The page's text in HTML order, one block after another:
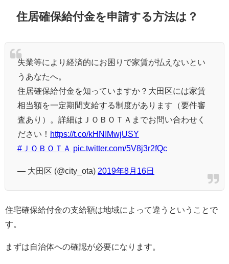
住居確保給付金を申請する方法は？
失業等により経済的にお困りで家賃が払えないとい
うあなたへ。
住居確保給付金を知っていますか？大田区には家賃
相当額を一定期間支給する制度があります（要件審
査あり）。詳細はＪＯＢＯＴＡまでお問い合わせく
ださい！ https://t.co/kHNIMwjUSY
#ＪＯＢＯＴＡ pic.twitter.com/5V8j3r2fQc
— 大田区 (@city_ota) 2019年8月16日
住宅確保給付金の支給額は地域によって違うということで
す。
まずは自治体への確認が必要になります。